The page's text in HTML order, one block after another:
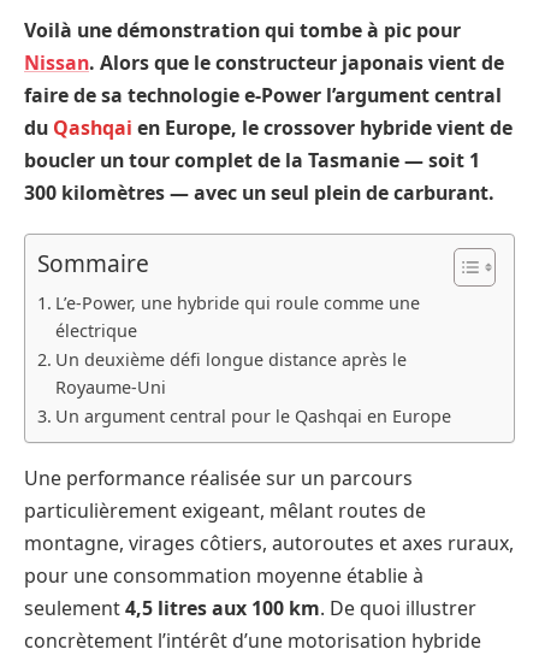
Voilà une démonstration qui tombe à pic pour
Nissan. Alors que le constructeur japonais vient de
faire de sa technologie e-Power l’argument central
du Qashqai en Europe, le crossover hybride vient de
boucler un tour complet de la Tasmanie — soit 1
300 kilomètres — avec un seul plein de carburant.
Sommaire
L’e-Power, une hybride qui roule comme une
électrique
Un deuxième défi longue distance après le
Royaume-Uni
Un argument central pour le Qashqai en Europe
Une performance réalisée sur un parcours
particulièrement exigeant, mêlant routes de
montagne, virages côtiers, autoroutes et axes ruraux,
pour une consommation moyenne établie à
seulement4,5 litres aux 100 km. De quoi illustrer
concrètement l’intérêt d’une motorisation hybride